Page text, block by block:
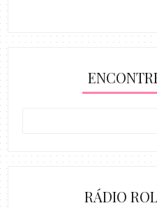
RÁDIO